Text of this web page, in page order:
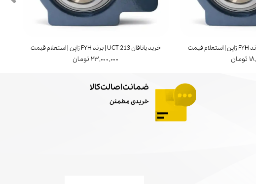
خرید یاتاقان UCT 213 | برند FYH ژاپن | استعلام قیمت
۲۳,۰۰۰,۰۰۰ تومان
ضمانت اصالت کالا
خریدی مطمئن